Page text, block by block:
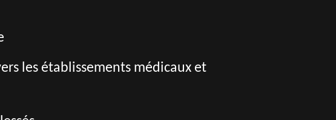
les établissements médicaux et